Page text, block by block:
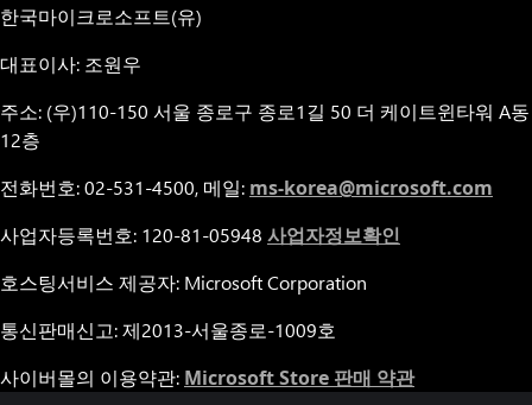
한국마이크로소프트(유)
대표이사: 조원우
주소: (우)110-150 서울 종로구 종로1길 50 더 케이트윈타워 A동
12층
전화번호: 02-531-4500, 메일: ms-korea@microsoft.com
사업자등록번호: 120-81-05948 사업자정보확인
호스팅서비스 제공자: Microsoft Corporation
통신판매신고: 제2013-서울종로-1009호
사이버몰의 이용약관: Microsoft Store 판매 약관